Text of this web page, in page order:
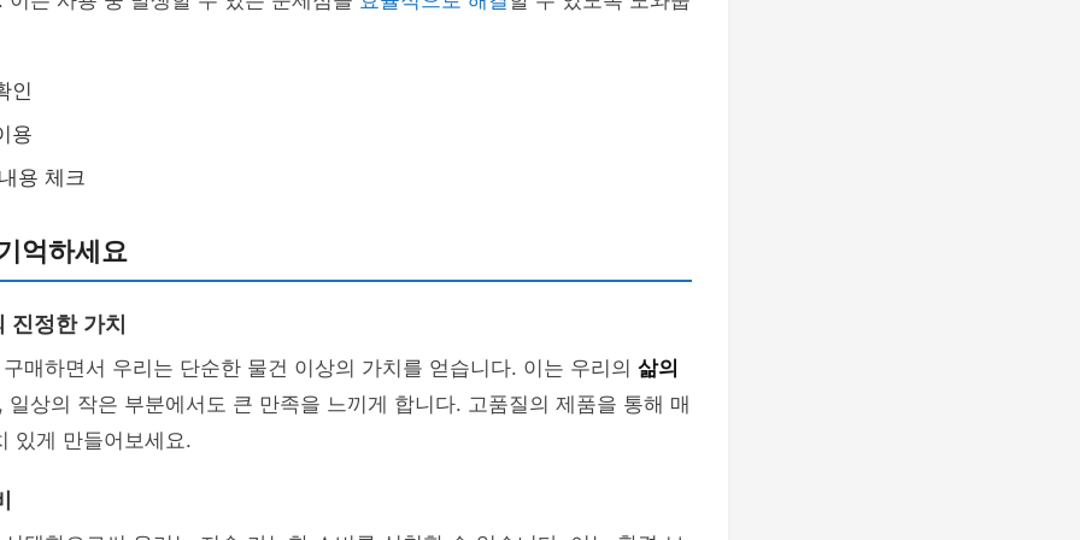
인
용
용 체크
억하세요
진정한 가치
매하면서 우리는 단순한 물건 이상의 가치를 얻습니다. 이는 우리의 삶의
일상의 작은 부분에서도 큰 만족을 느끼게 합니다. 고품질의 제품을 통해 매
있게 만들어보세요.